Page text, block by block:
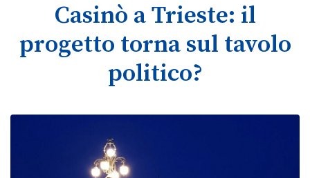
Casinò a Trieste: il
progetto torna sul tavolo
politico?